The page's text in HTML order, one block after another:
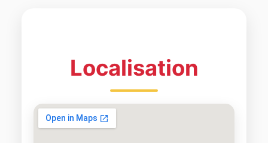
Localisation